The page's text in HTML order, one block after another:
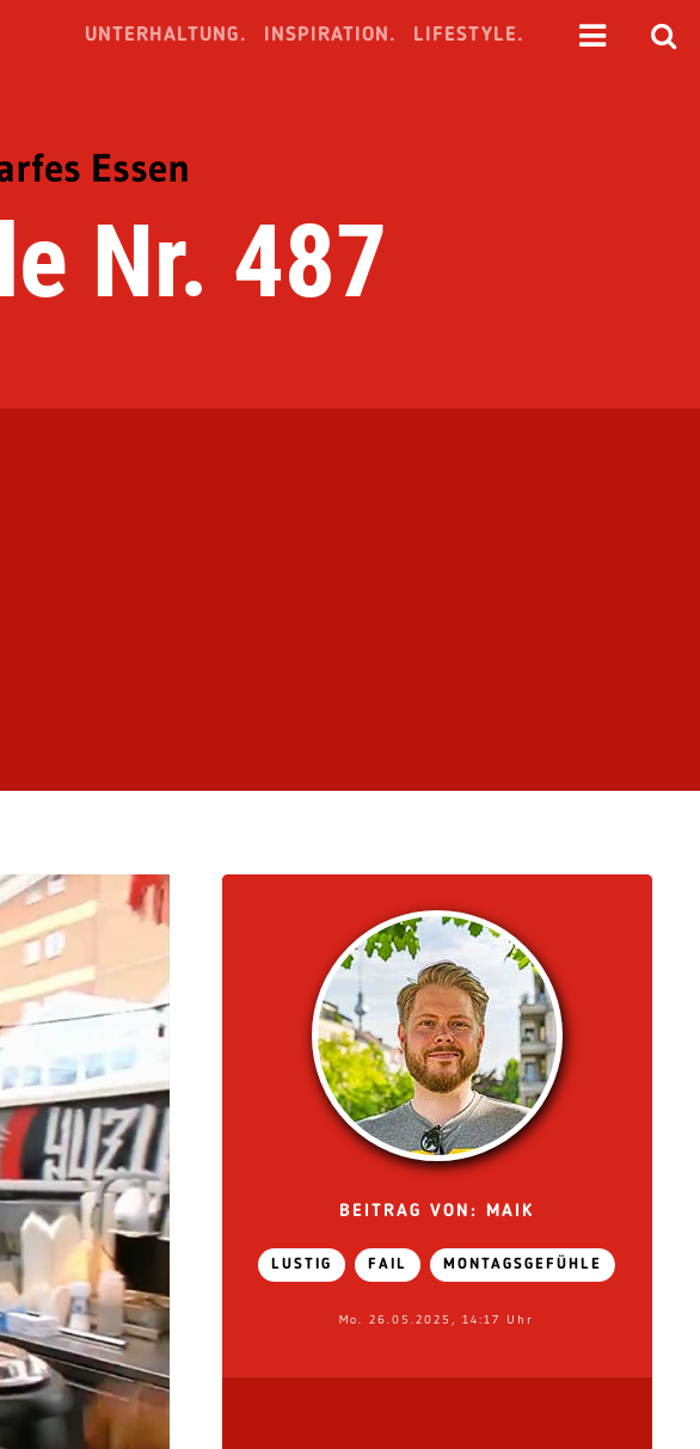
UNTERHALTUNG. INSPIRATION. LIFESTYLE.
Essen
Nr. 487
BEITRAG VON: MAIK
LUSTIG FAIL MONTAGSGEFÜHLE
Mo. 26.05.2025, 14:17 Uhr